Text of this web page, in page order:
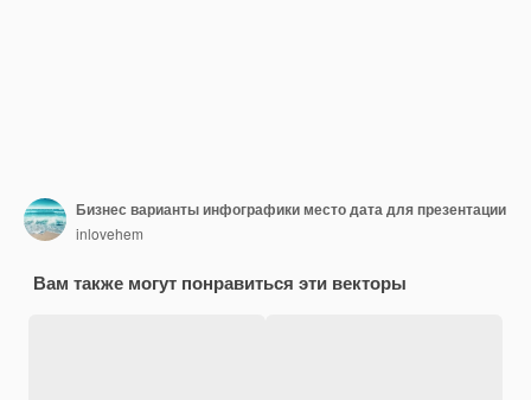
Бизнес варианты инфографики место дата для презентации
inlovehem
Вам также могут понравиться эти векторы